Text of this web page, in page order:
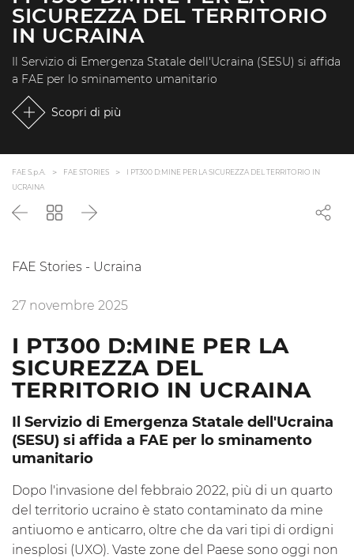
SICUREZZA DEL TERRITORIO
IN UCRAINA
Il Servizio di Emergenza Statale dell'Ucraina (SESU) si affida
a FAE per lo sminamento umanitario
Scopri di più
FAE S.p.A. FAE STORIES
I PT300 D:MINE PER LA SICUREZZA DEL TERRITORIO IN
UCRAINA
Precedente
Torna Successivo
FAE Stories - Ucraina
27 novembre 2025
I PT300 D:MINE PER LA
SICUREZZA DEL
TERRITORIO IN UCRAINA
Il Servizio di Emergenza Statale dell'Ucraina
(SESU) si affida a FAE per lo sminamento
umanitario
Dopo l'invasione del febbraio 2022, più di un quarto
del territorio ucraino è stato contaminato da mine
antiuomo e anticarro, oltre che da vari tipi di ordigni
inesplosi (UXO). Vaste zone del Paese sono oggi non